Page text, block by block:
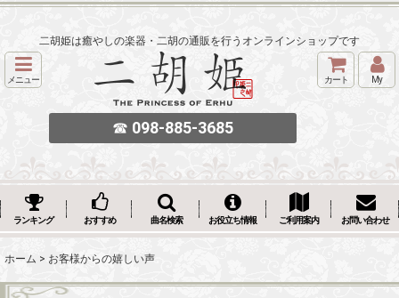
二胡姫は癒やしの楽器・二胡の通販を行うオンラインショップです
メニュー
☎ 098-885-3685
カート My
ランキング おすすめ 曲名検索 お役立ち情報 ご利用案内 お問い合わせ
ホーム > お客様からの嬉しい声